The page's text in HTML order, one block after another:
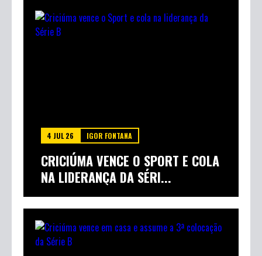
4 JUL 26 IGOR FONTANA
CRICIÚMA VENCE O SPORT E COLA
NA LIDERANÇA DA SÉRI...